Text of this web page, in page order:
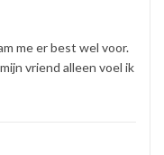
me er best wel voor.
vriend alleen voel ik